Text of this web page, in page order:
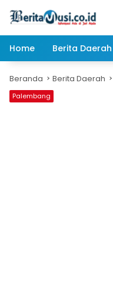
Home
Berita Daerah
Beranda Berita Daerah
Palembang